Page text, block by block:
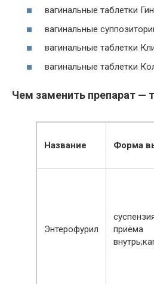
вагинальные таблетки
вагинальные
вагинальные таблетки
вагинальные таблетки
Чем заменить препарат —
Название Форма
Энтерофурил
приёма